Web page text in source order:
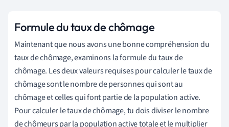
Formule du taux de chômage
Maintenant que nous avons une bonne compréhension du
taux de chômage, examinons la formule du taux de
chômage. Les deux valeurs requises pour calculer le taux de
chômage sont le nombre de personnes qui sont au
chômage et celles qui font partie de la population active.
Pour calculer le taux de chômage, tu dois diviser le nombre
de chômeurs par la population active totale et le multiplier